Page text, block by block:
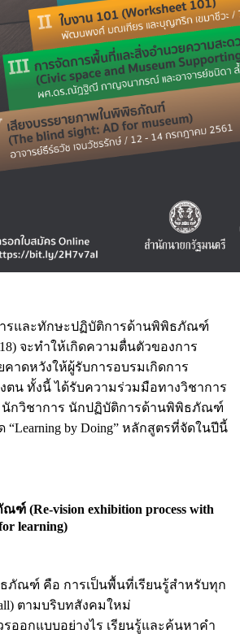
จะทำให้เกิดความตื่นตัวของการ
าดหวังให้ผู้รับการอบรมเกิดการ
น ทั้งนี้ ได้รับความร่วมมือทางวิชาการ
กวิชาการ นักปฏิบัติการด้านพิพิธภัณฑ์
by Doing” หลักสูตรที่จัดในปีนี้
learning)
all) ตามบริบทสังคมใหม่
อกแบบอย่างไร เรียนรู้และค้นหาคำ
Interactive